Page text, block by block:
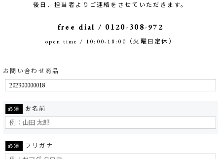
後日、担当者よりご連絡をさせていただきます。
free dial / 0120-308-972
open time / 10:00-18:00（火曜日定休）
お問い合わせ商品
必須 お名前
必須 フリガナ